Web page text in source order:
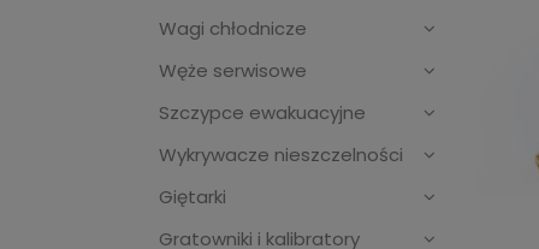
Wagi chłodnicze
Węże serwisowe
Szczypce ewakuacyjne
Wykrywacze nieszczelności
Giętarki
Gratowniki i kalibratory